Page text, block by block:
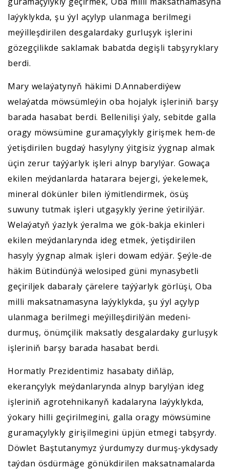
laýyklykda, şu ýyl açylyp ulanmaga berilmegi
meýilleşdirilen desgalardaky gurluşyk işlerini
gözegçilikde saklamak babatda degişli tabşyryklary
berdi.
Mary welaýatynyň häkimi D.Annaberdiýew
welaýatda möwsümleýin oba hojalyk işleriniň barşy
barada hasabat berdi. Bellenilişi ýaly, sebitde galla
oragy möwsümine guramaçylykly girişmek hem-de
ýetişdirilen bugdaý hasylyny ýitgisiz ýygnap almak
üçin zerur taýýarlyk işleri alnyp barylýar. Gowaça
ekilen meýdanlarda hatarara bejergi, ýekelemek,
mineral dökünler bilen iýmitlendirmek, ösüş
suwuny tutmak işleri utgaşykly ýerine ýetirilýär.
Welaýatyň ýazlyk ýeralma we gök-bakja ekinleri
ekilen meýdanlarynda ideg etmek, ýetişdirilen
hasyly ýygnap almak işleri dowam edýär. Şeýle-de
häkim Bütindünýä welosiped güni mynasybetli
geçiriljek dabaraly çärelere taýýarlyk görlüşi, Oba
milli maksatnamasyna laýyklykda, şu ýyl açylyp
ulanmaga berilmegi meýilleşdirilýän medeni-
durmuş, önümçilik maksatly desgalardaky gurluşyk
işleriniň barşy barada hasabat berdi.
Hormatly Prezidentimiz hasabaty diňläp,
ekerançylyk meýdanlarynda alnyp barylýan ideg
işleriniň agrotehnikanyň kadalaryna laýyklykda,
ýokary hilli geçirilmegini, galla oragy möwsümine
guramaçylykly girişilmegini üpjün etmegi tabşyrdy.
Döwlet Baştutanymyz ýurdumyzy durmuş-ykdysady
taýdan ösdürmäge gönükdirilen maksatnamalarda